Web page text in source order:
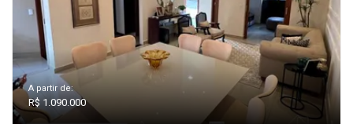
A partir de:
R$ 1.090.000